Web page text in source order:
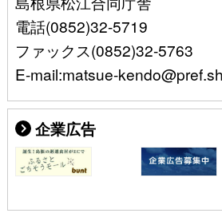
電話(0852)32-5719
ファックス(0852)32-5763
E-mail:matsue-
企業広告